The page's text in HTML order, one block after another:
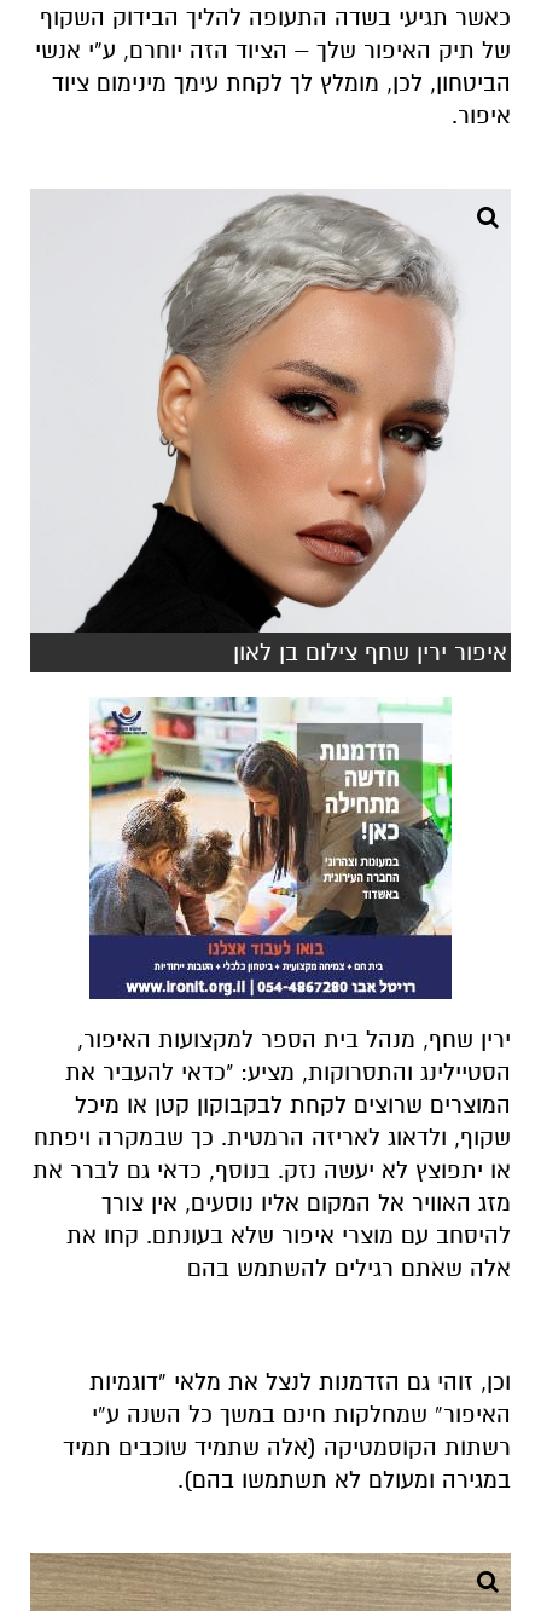
כאשר תגיעי בשדה התעופה להליך הבידוק השקוף
של תיק האיפור שלך – הציוד הזה יוחרם, ע”י אנשי
הביטחון, לכן, מומלץ לך לקחת עימך מינימום ציוד
איפור.
איפור ירין שחף צילום בן לאון
ירין שחף, מנהל בית הספר למקצועות האיפור,
הסטיילינג והתסרוקות, מציע: "כדאי להעביר את
המוצרים שרוצים לקחת לבקבוקון קטן או מיכל
שקוף, ולדאוג לאריזה הרמטית. כך שבמקרה ויפתח
או יתפוצץ לא יעשה נזק. בנוסף, כדאי גם לברר את
מזג האוויר אל המקום אליו נוסעים, אין צורך
להיסחב עם מוצרי איפור שלא בעונתם. קחו את
אלה שאתם רגילים להשתמש בהם
וכן, זוהי גם הזדמנות לנצל את מלאי “דוגמיות
האיפור” שמחלקות חינם במשך כל השנה ע”י
רשתות הקוסמטיקה (אלה שתמיד שוכבים תמיד
במגירה ומעולם לא תשתמשו בהם).